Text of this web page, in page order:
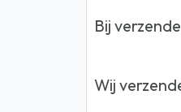
Bij
Wij